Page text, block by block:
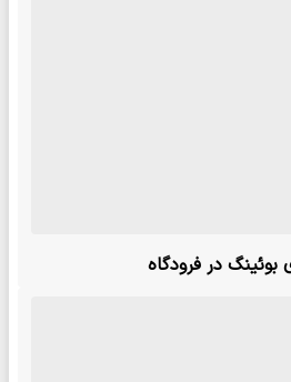
در فرودگاه